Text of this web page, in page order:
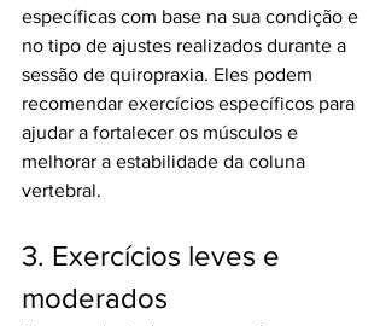
específicas com base na sua condição e
no tipo de ajustes realizados durante a
sessão de quiropraxia. Eles podem
recomendar exercícios específicos para
ajudar a fortalecer os músculos e
melhorar a estabilidade da coluna
vertebral.
3. Exercícios leves e
moderados